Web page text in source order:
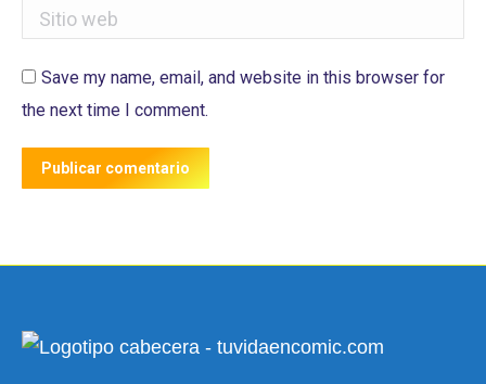
Sitio web
Save my name, email, and website in this browser for
the next time I comment.
Publicar comentario